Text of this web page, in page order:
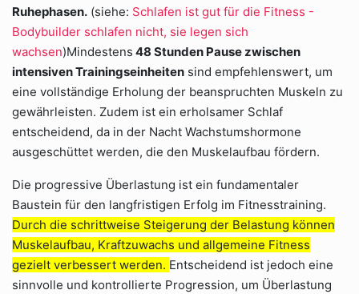
Ruhephasen. (siehe: Schlafen ist gut für die Fitness -
Bodybuilder schlafen nicht, sie legen sich
wachsen)Mindestens 48 Stunden Pause zwischen
intensiven Trainingseinheiten sind empfehlenswert, um
eine vollständige Erholung der beanspruchten Muskeln zu
gewährleisten. Zudem ist ein erholsamer Schlaf
entscheidend, da in der Nacht Wachstumshormone
ausgeschüttet werden, die den Muskelaufbau fördern.
Die progressive Überlastung ist ein fundamentaler
Baustein für den langfristigen Erfolg im Fitnesstraining.
Durch die schrittweise Steigerung der Belastung können
Muskelaufbau, Kraftzuwachs und allgemeine Fitness
gezielt verbessert werden. Entscheidend ist jedoch eine
sinnvolle und kontrollierte Progression, um Überlastung